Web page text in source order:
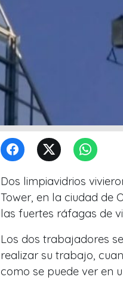
Dos limpiavidrios
Tower, en la ciudad de
las fuertes ráfagas de
Los dos trabajadores
realizar su trabajo,
como se puede ver en